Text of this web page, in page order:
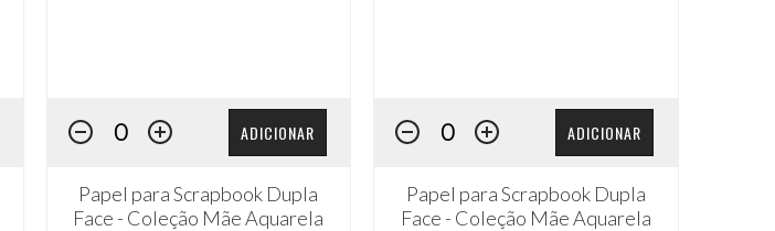
ADICIONAR
Papel para Scrapbook Dupla
Face - Coleção Mãe Aquarela
ADICIONAR
Papel para Scrapbook Dupla
Face - Coleção Mãe Aquarela